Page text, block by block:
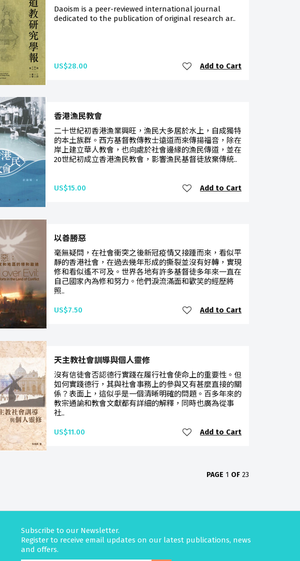
Daoism is a peer-reviewed international journal
dedicated to the publication of original research ar..
US$28.00 Add to Cart
香港漁民教會
二十世紀初香港漁業興旺，漁民大多居於水上，自成獨特
的本土族群。西方基督教傳教士遠道而來傳揚福音，除在
岸上建立華人教會，也向處於社會邊緣的漁民傳道，並在
20世紀初成立香港漁民教會，影響漁民基督徒放棄傳統..
US$15.00 Add to Cart
以善勝惡
毫無疑問，在社會衝突之後新冠疫情又接踵而來，看似平
靜的香港社會，在過去幾年形成的撕裂並沒有好轉，實現
修和看似遙不可及。世界各地有許多基督徒多年來一直在
自己國家內為修和努力。他們淚流滿面和歡笑的經歷將
照..
US$7.50 Add to Cart
天主教社會訓導與個人靈修
沒有信徒會否認德行實踐在履行社會使命上的重要性。但
如何實踐德行，其與社會事務上的參與又有甚麼直接的關
係？表面上，這似乎是一個清晰明確的問題。百多年來的
教宗通諭和教會文獻都有詳細的解釋，同時也廣為從事
社..
US$11.00 Add to Cart
PAGE 1 OF 23
Subscribe to our Newsletter.
Register to receive email updates on our latest publications, news
and offers.